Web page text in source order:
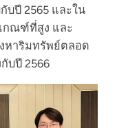
บปี 2565 และใน
กณฑ์ที่สูง และ
หาริมทรัพย์ตลอด
บปี 2566